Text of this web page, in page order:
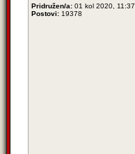
Pridružen/a: 01 kol 2020, 11:37
Postovi: 19378